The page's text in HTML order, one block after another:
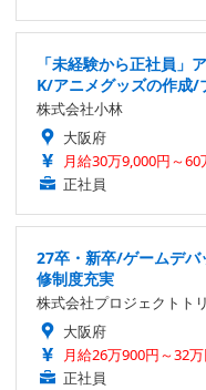
「未経験から正社員」
K/アニメグッズの作成/
株式会社小林
大阪府
月給30万9,000円～60
正社員
27卒・新卒/ゲームデ
修制度充実
株式会社プロジェクトト
大阪府
月給26万900円～32
正社員